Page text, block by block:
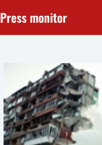
до
Press monitor